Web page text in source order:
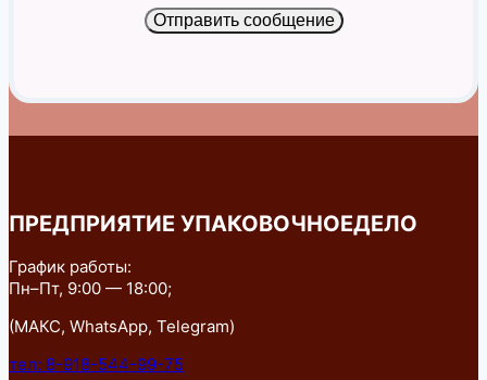
Отправить сообщение
ПРЕДПРИЯТИЕ УПАКОВОЧНОЕДЕЛО
График работы:
Пн–Пт, 9:00 — 18:00;
(МАКС, WhatsApp, Telegram)
тел: 8-918-544-99-75